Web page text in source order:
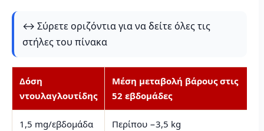
↔️ Σύρετε οριζόντια για να δείτε όλες τις
στήλες του πίνακα
Δόση
ντουλαγλουτίδης
Μέση μεταβολή βάρους στις
52 εβδομάδες
1,5 mg/εβδομάδα Περίπου −3,5 kg